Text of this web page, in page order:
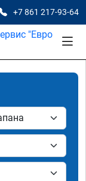
+7 861 217-93-64